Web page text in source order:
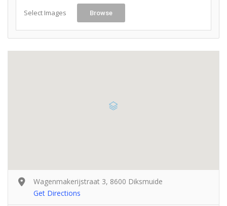
Select Images Browse
Wagenmakerijstraat 3, 8600 Diksmuide
Get Directions